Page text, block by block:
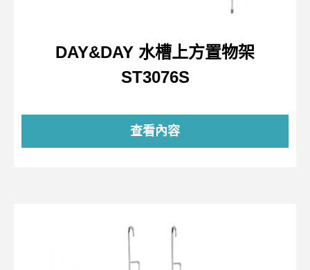
DAY&DAY 水槽上方置物架
ST3076S
查看內容